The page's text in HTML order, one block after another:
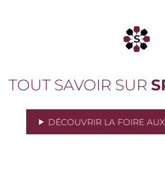
TOUT SAVOIR SUR
DÉCOUVRIR LA FOIRE